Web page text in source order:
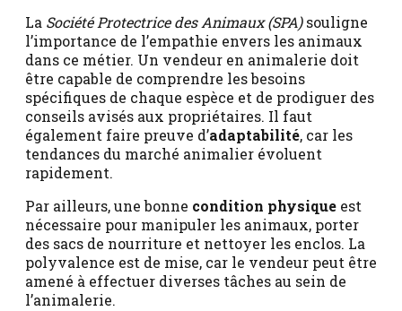
La Société Protectrice des Animaux (SPA)souligne
l’importance de l’empathie envers les animaux
dans ce métier. Un vendeur en animalerie doit
être capable de comprendre les besoins
spécifiques de chaque espèce et de prodiguer des
conseils avisés aux propriétaires. Il faut
également faire preuve d’adaptabilité, car les
tendances du marché animalier évoluent
rapidement.
Par ailleurs, une bonne condition physique est
nécessaire pour manipuler les animaux, porter
des sacs de nourriture et nettoyer les enclos. La
polyvalence est de mise, car le vendeur peut être
amené à effectuer diverses tâches au sein de
l’animalerie.